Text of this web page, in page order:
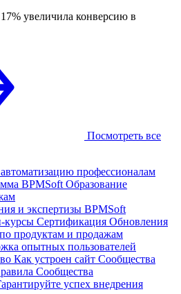
увеличила конверсию в
Посмотреть все
автоматизацию профессионалам
BPMSoft Образование
и экспертизы BPMSoft
курсы Сертификация Обновления
продуктам и продажам
опытных пользователей
Как устроен сайт Сообщества
Сообщества
успех внедрения